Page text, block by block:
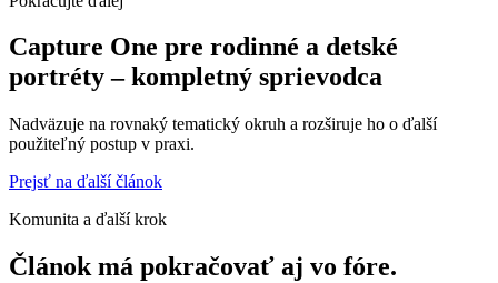
Capture One pre rodinné a detské
portréty – kompletný sprievodca
Nadväzuje na rovnaký tematický okruh a rozširuje ho o ďalší
použiteľný postup v praxi.
Prejsť na ďalší článok
Komunita a ďalší krok
Článok má pokračovať aj vo fóre.